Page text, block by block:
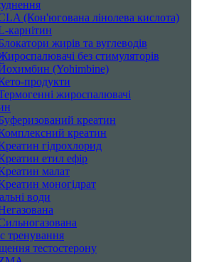
(Кон'югована лінолева кислота)
карнітин
жирів та вуглеводів
без стимуляторів
(Yohimbine)
продукти
жироспалювачі
креатин
креатин
гідрохлорид
етил ефір
малат
моногідрат
води
тренування
тестостерону